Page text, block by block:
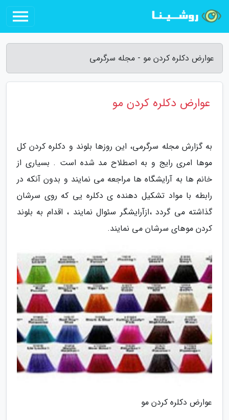
عوارض دکلره کردن مو - مجله سرگرمی
عوارض دکلره کردن مو
به گزارش مجله سرگرمی، این روزها بلوند و دکلره کردن کل
موها امری رایج و به اصطلاح مد شده است . بسیاری از
خانم ها به آرایشگاه ها مراجعه می نمایند و بدون آنکه در
رابطه با مواد تشکیل دهنده ی دکلره یی که روی سرشان
گذاشته می گردد ،ازآرایشگر سئوال نمایند ، اقدام به بلوند
کردن موهای سرشان می نمایند.
عوارض دکلره کردن مو